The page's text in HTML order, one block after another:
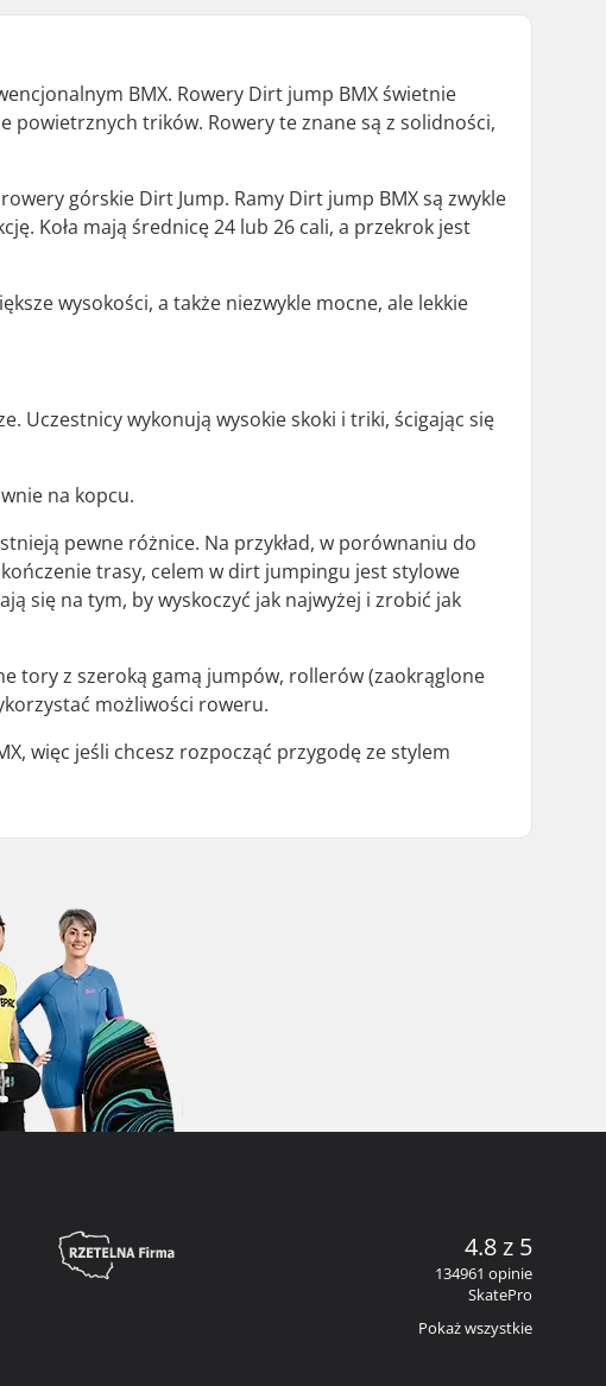
BMX. Rowery Dirt jump BMX świetnie
powietrznych trików. Rowery te znane są z solidności,
górskie Dirt Jump. Ramy Dirt jump BMX są zwykle
Koła mają średnicę 24 lub 26 cali, a przekrok jest
wysokości, a także niezwykle mocne, ale lekkie
Uczestnicy wykonują wysokie skoki i triki, ścigając się
na kopcu.
pewne różnice. Na przykład, w porównaniu do
trasy, celem w dirt jumpingu jest stylowe
się na tym, by wyskoczyć jak najwyżej i zrobić jak
tory z szeroką gamą jumpów, rollerów (zaokrąglone
możliwości roweru.
więc jeśli chcesz rozpocząć przygodę ze stylem
4.8 z 5
134961 opinie
SkatePro
Pokaż wszystkie